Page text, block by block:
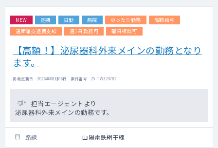
NEW 定期 日勤 病院 ゆったり勤務
高額給与
遠距離交通費支給
週1日勤務可 曜日相談可
【高額！】泌尿器科外来メインの勤務となり
ます。
掲載更新日 : 2026年08月06日 案件番号 : 25-TW324782
担当エージェントより
泌尿器科外来メインの勤務です。
路線 山陽電鉄網干線